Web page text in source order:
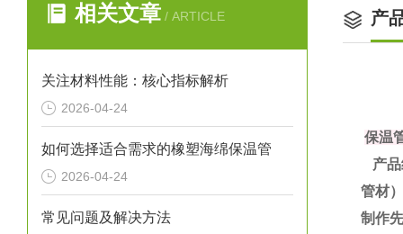
相关文章 / ARTICLE
关注材料性能：核心指标解析
2026-04-24
如何选择适合需求的橡塑海绵保温管
2026-04-24
常见问题及解决方法
产
保温
产品
管材
制作